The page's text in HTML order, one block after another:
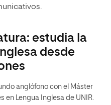
estudia la
desde
anglófono con el Máster
en Lengua Inglesa de UNIR.